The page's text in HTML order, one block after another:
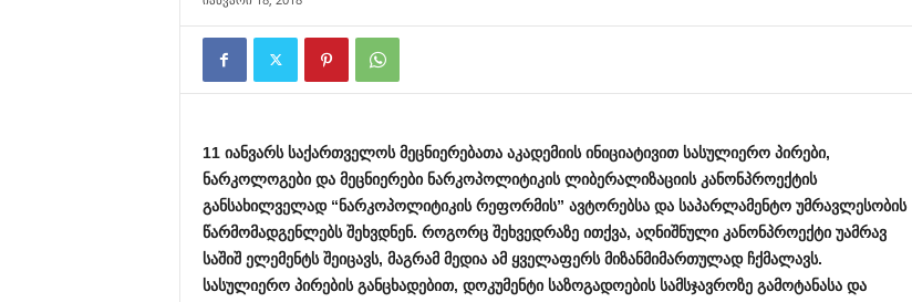
11 იანვარს საქართველოს მეცნიერებათა აკადემიის ინიციატივით სასულიერო პირები,
ნარკოლოგები და მეცნიერები ნარკოპოლიტიკის ლიბერალიზაციის კანონპროექტის
განსახილველად“ნარკოპოლიტიკის რეფორმის” ავტორებსა და საპარლამენტო უმრავლესობის
წარმომადგენლებს შეხვდნენ. როგორც შეხვედრაზე ითქვა, აღნიშნული კანონპროექტი უამრავ
საშიშ ელემენტს შეიცავს, მაგრამ მედია ამ ყველაფერს მიზანმიმართულად ჩქმალავს.
სასულიერო პირების განცხადებით, დოკუმენტი საზოგადოების სამსჯავროზე გამოტანასა და